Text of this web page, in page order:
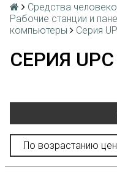
Средства
Рабочие станции и
компьютеры
Серия
СЕРИЯ UPC